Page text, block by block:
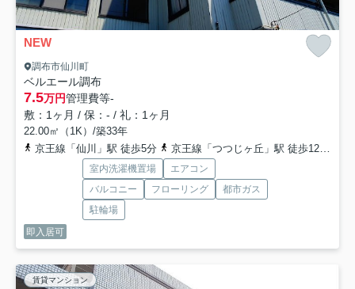
NEW
調布市仙川町
ベルエール調布
7.5万円管理費等-
敷：1ヶ月 / 保：- / 礼：1ヶ月
22.00㎡（1K）/築33年
京王線「仙川」駅 徒歩5分
京王線「つつじヶ丘」駅 徒歩12分
室内洗濯機置場
エアコン
バルコニー
フローリング
都市ガス
駐輪場
即入居可
賃貸マンション